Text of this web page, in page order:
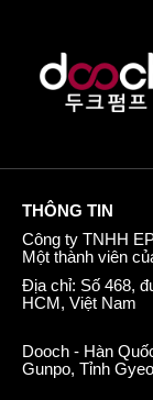
THÔNG TIN
Công ty TNHH
Một thành viên
Địa chỉ: Số 468,
HCM, Việt Nam
Dooch - Hàn
Gunpo, Tỉnh